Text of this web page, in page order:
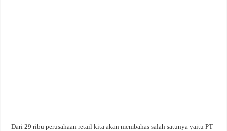
Dari 29 ribu perusahaan retail kita akan membahas salah satunya yaitu PT